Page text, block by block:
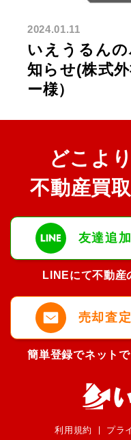
いえうるん
知らせ(株式
ー様）
2024.01.11
どこよ
不動産買
友達追
LINEにて不動産
売却査
簡単登録でネット
利用規約 プラ